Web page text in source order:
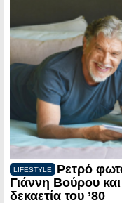
LIFESTYLE
Ρετρό
Γιάννη Βούρου
δεκαετία του ’80